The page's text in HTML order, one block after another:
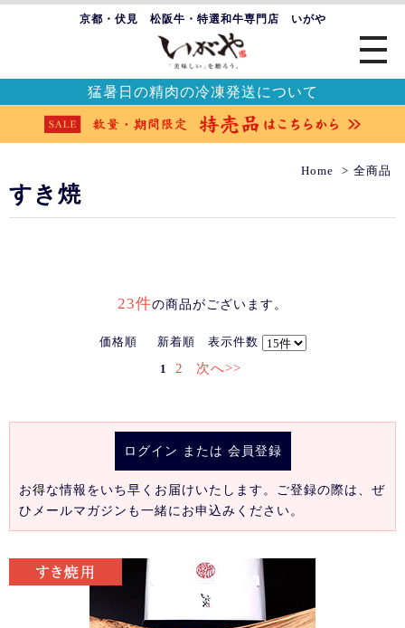
京都・伏見 松阪牛・特選和牛専門店 いがや
猛暑日の精肉の冷凍発送について
Home 全商品
すき焼
23件の商品がございます。
価格順 新着順 表示件数
1 2 次へ>>
ログイン または 会員登録
お得な情報をいち早くお届けいたします。ご登録の際は、ぜ
ひメールマガジンも一緒にお申込みください。